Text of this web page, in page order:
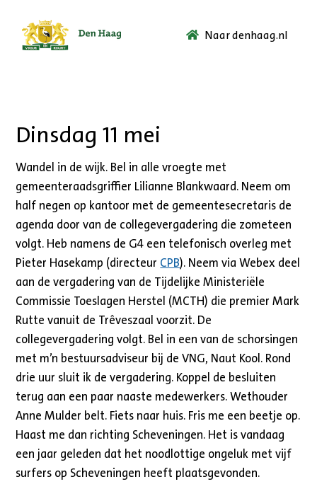
Ga
Naar denhaag.nl
Dinsdag 11 mei
Wandel in de wijk. Bel in alle vroegte met
gemeenteraadsgriffier Lilianne Blankwaard. Neem om
half negen op kantoor met de gemeentesecretaris de
agenda door van de collegevergadering die zometeen
volgt. Heb namens de G4 een telefonisch overleg met
Pieter Hasekamp (directeur CPB). Neem via Webex deel
aan de vergadering van de Tijdelijke Ministeriële
Commissie Toeslagen Herstel (MCTH) die premier Mark
Rutte vanuit de Trêveszaal voorzit. De
collegevergadering volgt. Bel in een van de schorsingen
met m’n bestuursadviseur bij de VNG, Naut Kool. Rond
drie uur sluit ik de vergadering. Koppel de besluiten
terug aan een paar naaste medewerkers. Wethouder
Anne Mulder belt. Fiets naar huis. Fris me een beetje op.
Haast me dan richting Scheveningen. Het is vandaag
een jaar geleden dat het noodlottige ongeluk met vijf
surfers op Scheveningen heeft plaatsgevonden.